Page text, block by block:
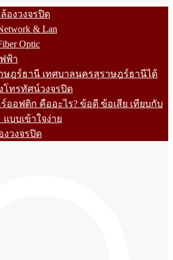
องวงจรปิด
& Lan
Optic
ฟ้า
ษฎร์ธานี เทศบาลนครสุราษฎร์ธานีได้
โทรทัศน์วงจรปิด
ร์ออฟติก คืออะไร? ข้อดี ข้อเสีย เทียบกับ
แบบเข้าใจง่าย
งวงจรปิด